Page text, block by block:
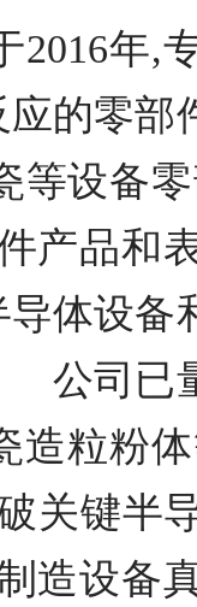
年,
的零
等设备
产品和
体设
司已
粒粉
关键半
造设备